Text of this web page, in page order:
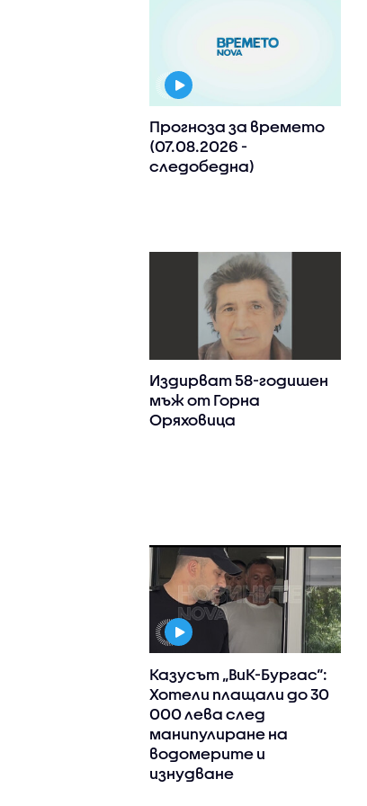
Прогноза за времето
(07.08.2026 -
следобедна)
Издирват 58-годишен
мъж от Горна
Оряховица
Казусът „ВиК-Бургас“:
Хотели плащали до 30
000 лева след
манипулиране на
водомерите и
изнудване